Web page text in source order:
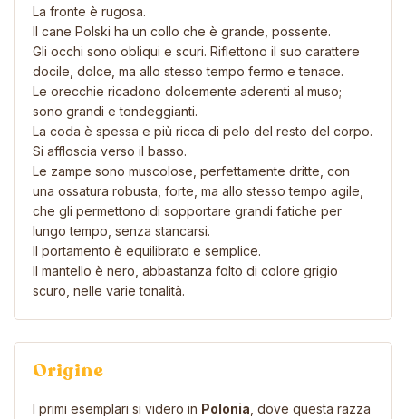
La fronte è rugosa.
Il cane Polski ha un collo che è grande, possente.
Gli occhi sono obliqui e scuri. Riflettono il suo carattere
docile, dolce, ma allo stesso tempo fermo e tenace.
Le orecchie ricadono dolcemente aderenti al muso;
sono grandi e tondeggianti.
La coda è spessa e più ricca di pelo del resto del corpo.
Si affloscia verso il basso.
Le zampe sono muscolose, perfettamente dritte, con
una ossatura robusta, forte, ma allo stesso tempo agile,
che gli permettono di sopportare grandi fatiche per
lungo tempo, senza stancarsi.
Il portamento è equilibrato e semplice.
Il mantello è nero, abbastanza folto di colore grigio
scuro, nelle varie tonalità.
Origine
I primi esemplari si videro in Polonia , dove questa razza